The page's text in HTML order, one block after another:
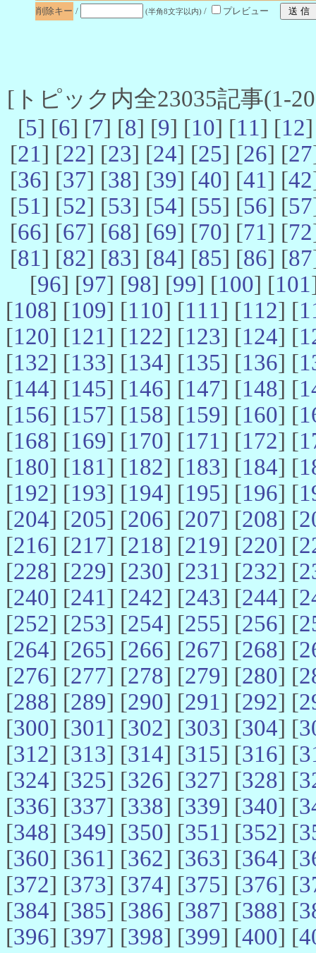
削除キー / (半角8文字以内) / プレビュー
[トピック内全23035記事(1-
[5] [6] [7] [8] [9] [10] [11] [12
[21] [22] [23] [24] [25] [26] [27
[36] [37] [38] [39] [40] [41] [42
[51] [52] [53] [54] [55] [56] [57
[66] [67] [68] [69] [70] [71] [72
[81] [82] [83] [84] [85] [86] [87
[96] [97] [98] [99] [100] [101
[108] [109] [110] [111] [112] [
[120] [121] [122] [123] [124] [
[132] [133] [134] [135] [136] [
[144] [145] [146] [147] [148] [
[156] [157] [158] [159] [160] [
[168] [169] [170] [171] [172] [
[180] [181] [182] [183] [184] [
[192] [193] [194] [195] [196] [
[204] [205] [206] [207] [208] [
[216] [217] [218] [219] [220] [
[228] [229] [230] [231] [232] [
[240] [241] [242] [243] [244] [
[252] [253] [254] [255] [256] [
[264] [265] [266] [267] [268] [
[276] [277] [278] [279] [280] [
[288] [289] [290] [291] [292] [
[300] [301] [302] [303] [304] [
[312] [313] [314] [315] [316] [
[324] [325] [326] [327] [328] [
[336] [337] [338] [339] [340] [
[348] [349] [350] [351] [352] [
[360] [361] [362] [363] [364] [
[372] [373] [374] [375] [376] [
[384] [385] [386] [387] [388] [
[396] [397] [398] [399] [400] [